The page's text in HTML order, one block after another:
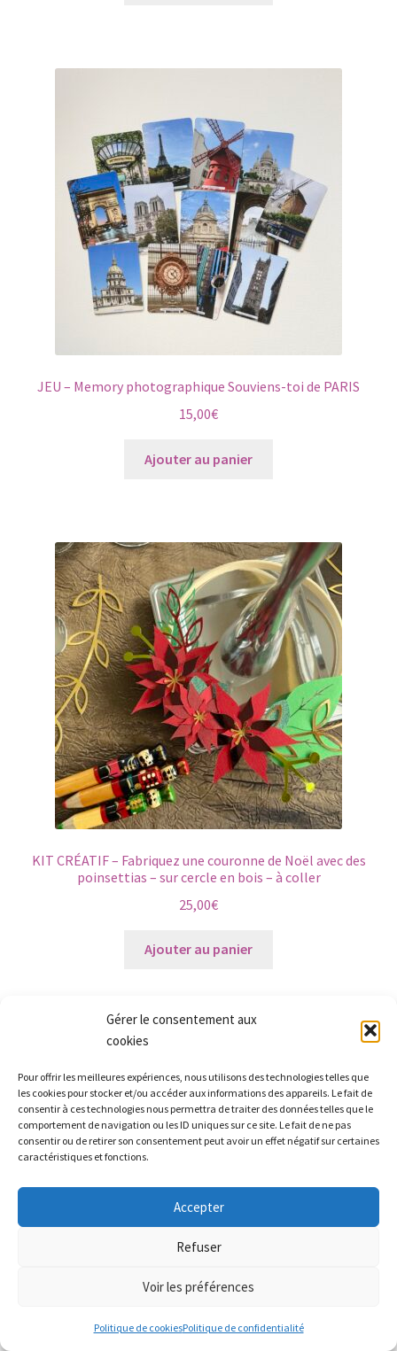
Gérer le consentement aux
cookies
Pour offrir les meilleures expériences, nous utilisons des technologies telles que
les cookies pour stocker et/ou accéder aux informations des appareils. Le fait de
consentir à ces technologies nous permettra de traiter des données telles que le
comportement de navigation ou les ID uniques sur ce site. Le fait de ne pas
consentir ou de retirer son consentement peut avoir un effet négatif sur certaines
caractéristiques et fonctions.
Accepter
Refuser
Voir les préférences
Politique de cookiesPolitique de confidentialité
Partez à la recherche des petits prix sur le site ! Bel été
JEU – Memory photographique Souviens-toi de PARIS
15,00€
Ajouter au panier
KIT CRÉATIF – Fabriquez une couronne de Noël avec des
poinsettias – sur cercle en bois – à coller
25,00€
Ajouter au panier